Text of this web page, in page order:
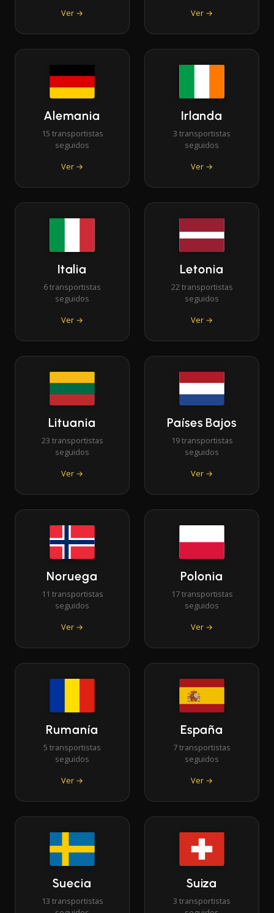
Ver →
Ver →
Alemania
15 transportistas
seguidos
Ver →
Irlanda
3 transportistas
seguidos
Ver →
Italia
6 transportistas
seguidos
Ver →
Letonia
22 transportistas
seguidos
Ver →
Lituania
23 transportistas
seguidos
Ver →
Países Bajos
19 transportistas
seguidos
Ver →
Noruega
11 transportistas
seguidos
Ver →
Polonia
17 transportistas
seguidos
Ver →
Rumanía
5 transportistas
seguidos
Ver →
España
7 transportistas
seguidos
Ver →
Suecia
13 transportistas
Suiza
3 transportistas